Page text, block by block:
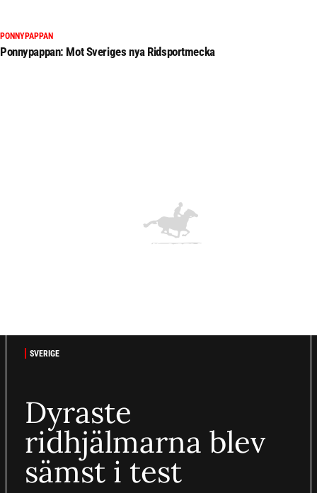
PONNYPAPPAN
Ponnypappan: Mot Sveriges nya Ridsportmecka
SVERIGE
Dyraste
ridhjälmarna blev
sämst i test